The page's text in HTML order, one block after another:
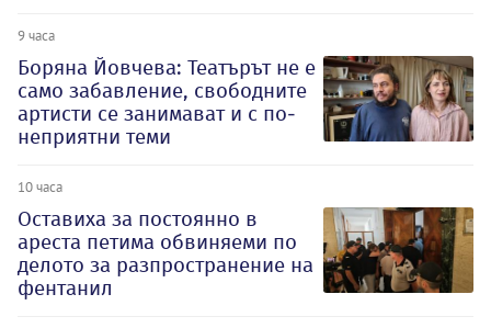
9 часа
Боряна Йовчева: Театърът не е
само забавление, свободните
артисти се занимават и с по-
неприятни теми
10 часа
Оставиха за постоянно в
ареста петима обвиняеми по
делото за разпространение на
фентанил